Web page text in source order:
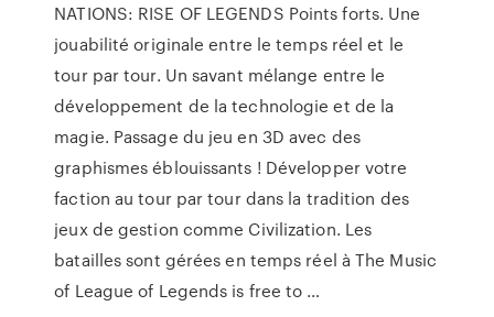
NATIONS: RISE OF LEGENDS Points forts. Une
jouabilité originale entre le temps réel et le
tour par tour. Un savant mélange entre le
développement de la technologie et de la
magie. Passage du jeu en 3D avec des
graphismes éblouissants ! Développer votre
faction au tour par tour dans la tradition des
jeux de gestion comme Civilization. Les
batailles sont gérées en temps réel à The Music
of League of Legends is free to …